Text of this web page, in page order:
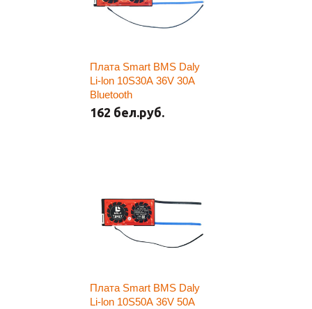
Плата Smart BMS Daly
Li-lon 10S30A 36V 30A
Bluetooth
162 бел.руб.
Плата Smart BMS Daly
Li-lon 10S50A 36V 50A